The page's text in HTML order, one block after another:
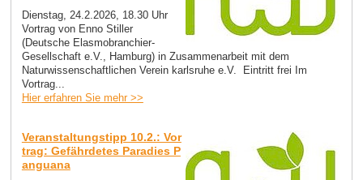
Dienstag, 24.2.2026, 18.30 Uhr
Vortrag von Enno Stiller
(Deutsche Elasmobranchier-
Gesellschaft e.V., Hamburg) in Zusammenarbeit mit dem
Naturwissenschaftlichen Verein karlsruhe e.V. Eintritt frei Im
Vortrag...
Hier erfahren Sie mehr >>
Veranstaltungstipp 10.2.: Vor
trag: Gefährdetes Paradies P
anguana